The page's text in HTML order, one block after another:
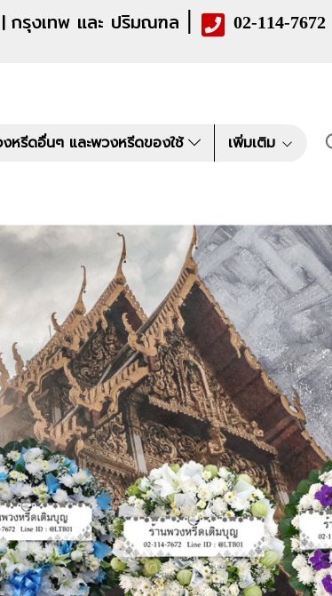
กรุงเทพ และ ปริมณฑล | 02-114-7672
หรีดอื่นๆ และพวงหรีดของใช้ เพิ่มเติม